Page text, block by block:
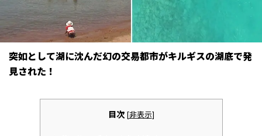
突如として湖に沈んだ幻の交易都市がキルギスの湖底で発
見された！
目次 [非表示]